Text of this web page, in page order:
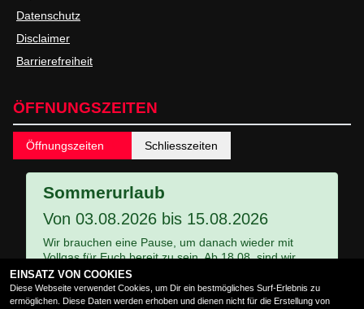
Datenschutz
Disclaimer
Barrierefreiheit
ÖFFNUNGSZEITEN
Öffnungszeiten Schliesszeiten
Sommerurlaub
Von 03.08.2026 bis 15.08.2026
Wir brauchen eine Pause, um danach wieder mit
Vollgas für Euch bereit zu sein. Ab 18.08. sind wir
wieder für Euch erreichbar.
EINSATZ VON COOKIES
Diese Webseite verwendet Cookies, um Dir ein bestmögliches Surf-Erlebnis zu
ermöglichen. Diese Daten werden erhoben und dienen nicht für die Erstellung von